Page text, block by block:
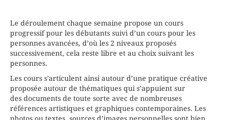
Le déroulement chaque semaine propose un cours
progressif pour les débutants suivi d’un cours pour les
personnes avancées, d’où les 2 niveaux proposés
successivement, cela reste libre et au choix suivant les
personnes.
Les cours s'articulent ainsi autour d’une pratique créative
proposée autour de thématiques qui s’appuient sur
des documents de toute sorte avec de nombreuses
références artistiques et graphiques contemporaines. Les